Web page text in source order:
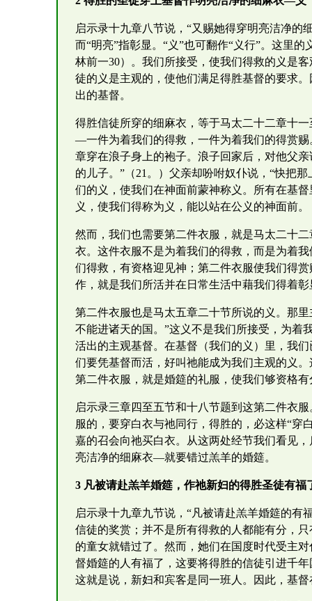
启示录十九章八节说，“又赐她得穿明亮洁净的
而“明亮”指彰显。“义”也可翻作“义行”。这里
林前一30）。我们所接受，使我们得救的义是
徒的义是主观的，使他们满足得胜基督的要求
出的基督。
得胜信徒所穿的细麻衣，等于马太二十二章十
—一件为着我们的得救，一件为着我们的得赏
章穿在浪子身上的袍子。浪子回家后，对他父
的儿子。”（21。）父亲却吩咐奴仆说，“快把
们的义，使我们在神面前蒙神称义。所有在基
义，使我们得称为义，能以站在公义的神面前。
然而，我们也需要第二件衣服，就是马太二十
衣。这件衣服不是为着我们的得救，而是为着
们得救，有资格迎见神；第二件衣服使我们得
作，就是我们所活并在日常生活中藉我们得着
第二件衣服也是马太五章二十节所说的义。那
不能进诸天的国。”这义不是我们所接受，为着
活出的主观基督。在基督（我们的义）里，我
们要凭基督而活，好叫祂能成为我们主观的义
第二件衣服，就是婚筵的礼服，使我们够资格
启示录三章四至五节和十八节题到这第二件衣
服的，要穿白衣与祂同行，得胜的，必这样“穿
嘉的召会向祂买白衣。从这两处经节我们看见
亮洁净的细麻衣—就要错过羔羊的婚筵。
3 凡被请赴羔羊婚筵，作祂新妇的得胜圣徒有福
启示录十九章九节说，“凡被请赴羔羊婚筵的有
信徒的奖赏；并不是所有得救的人都能有分，
的童女就错过了。然而，她们在国度时代受主
督婚筵的人有福了，这要将得胜的信徒引进千
这就是说，新妇和宾客是同一班人。因此，基